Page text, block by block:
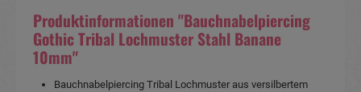
Produktinformationen "Bauchnabelpiercing
Gothic Tribal Lochmuster Stahl Banane
10mm"
Bauchnabelpiercing Tribal Lochmuster aus versilbertem